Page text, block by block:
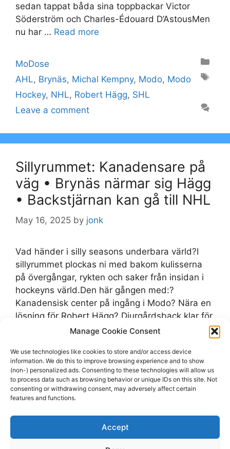
Manage Cookie Consent
We use technologies like cookies to store and/or access device
information. We do this to improve browsing experience and to show
(non-) personalized ads. Consenting to these technologies will allow us
to process data such as browsing behavior or unique IDs on this site. Not
consenting or withdrawing consent, may adversely affect certain
features and functions.
Accept
sedan tappat båda sina toppbackar Victor
Söderström och Charles-Édouard D’AstousMen
nu har … Read more
Categories
MoDose
Tags
AHL, Brynäs, Michal Kempny, Modo, Modo
Hockey, NHL, Robert Hägg, SHL
Leave a comment
Sillyrummet: Kanadensare på
väg • Brynäs närmar sig Hägg
• Backstjärnan kan gå till NHL
May 16, 2025 by jonk
Vad händer i silly seasons underbara värld?I
sillyrummet plockas ni med bakom kulisserna
på övergångar, rykten och saker från insidan i
hockeyns värld.Den här gången med:?
Kanadensisk center på ingång i Modo? Nära en
lösning för Robert Hägg? Djurgårdsback klar för
ny klubb? Sparkade tränaren på gång till ny
klubb? Brynäsforward kan hamna i allsvenskan?
…Read more
Categories
MoDose
Tags
AHL,Brynäs,Modo
Robert Hägg,SHL